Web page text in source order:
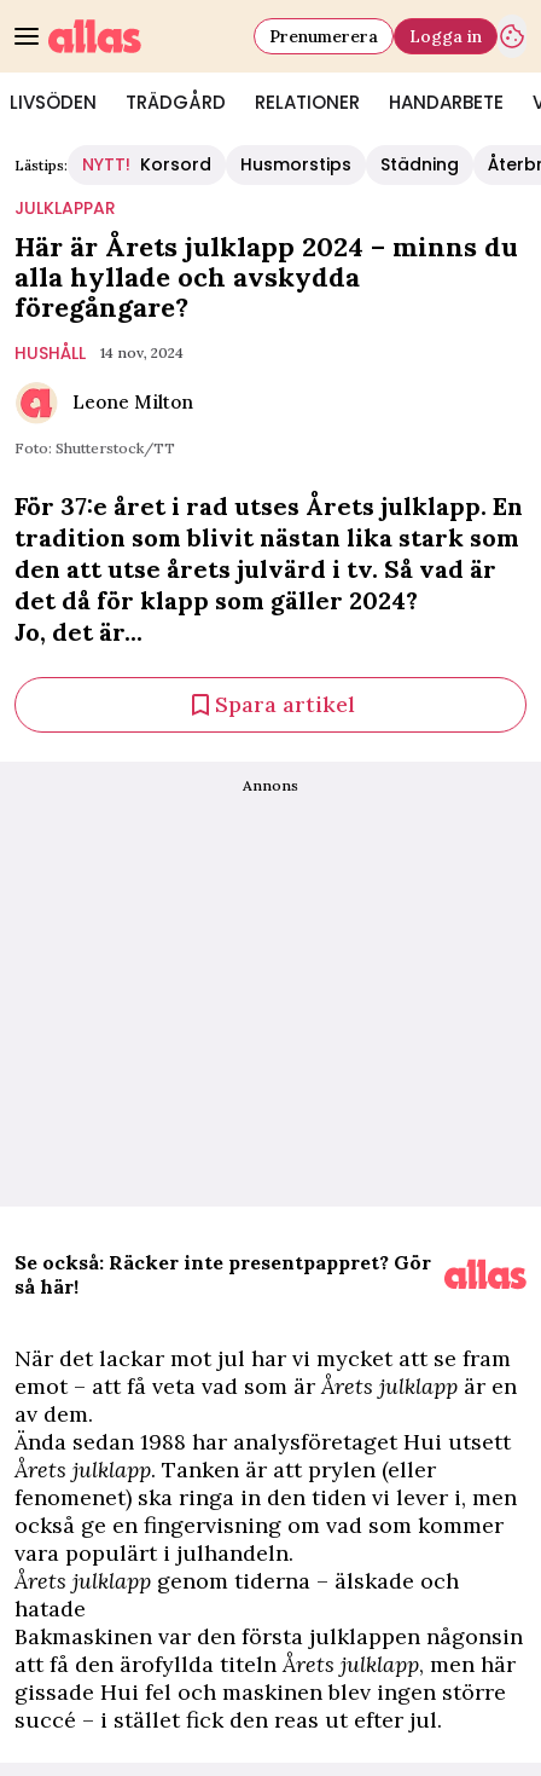
LIVSÖDEN TRÄDGÅRD RELATIONER HANDARBETE
Prenumerera Logga in
Lästips: NYTT! Korsord Husmorstips Städning
JULKLAPPAR
Här är Årets julklapp 2024 – minns du
alla hyllade och avskydda
föregångare?
HUSHÅLL 14 nov, 2024
Leone Milton
Foto: Shutterstock/TT
För 37:e året i rad utses Årets julklapp. En
tradition som blivit nästan lika stark som
den att utse årets julvärd i tv. Så vad är
det då för klapp som gäller 2024?
Jo, det är...
Spara artikel
Annons
Se också: Räcker inte presentpappret? Gör
så här!
När det lackar mot jul har vi mycket att se fram
emot – att få veta vad som ärÅrets julklapp är en
av dem.
Ända sedan 1988 har analysföretaget Hui utsett
Årets julklapp. Tanken är att prylen (eller
fenomenet) ska ringa in den tiden vi lever i, men
också ge en fingervisning om vad som kommer
vara populärt i julhandeln.
Årets julklapp genom tiderna – älskade och
hatade
Bakmaskinen var den första julklappen någonsin
att få den ärofyllda titelnÅrets julklapp, men här
gissade Hui fel och maskinen blev ingen större
succé – i stället fick den reas ut efter jul.